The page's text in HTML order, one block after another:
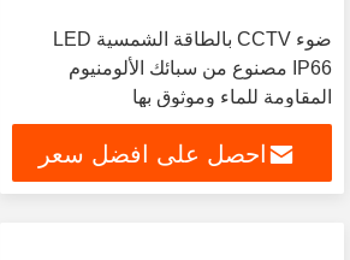
ضوء CCTV بالطاقة الشمسية LED
IP66 مصنوع من سبائك الألومنيوم
المقاومة للماء وموثوق بها
احصل على افضل سعر